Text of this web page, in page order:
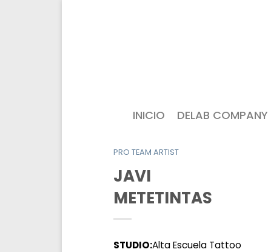
INICIO DELAB COMPANY
PRO TEAM ARTIST
JAVI
METETINTAS
STUDIO:Alta Escuela Tattoo